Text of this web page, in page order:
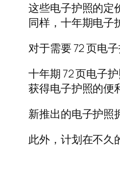
这些电子护照的定
同样，十年期电子
对于需要 72 页电
十年期 72 页电子
获得电子护照的便
新推出的电子护照
此外，计划在不久